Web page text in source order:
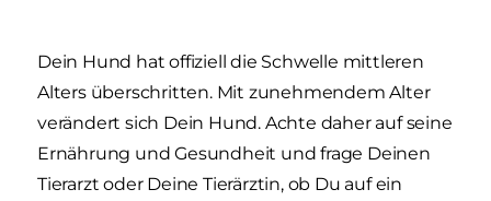
Dein Hund hat offiziell die Schwelle mittleren
Alters überschritten. Mit zunehmendem Alter
verändert sich Dein Hund. Achte daher auf seine
Ernährung und Gesundheit und frage Deinen
Tierarzt oder Deine Tierärztin, ob Du auf ein